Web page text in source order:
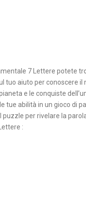
7 Lettere potete
tuo aiuto per conoscere il
e le conquiste
tue abilità in un gioco di
per rivelare la
: